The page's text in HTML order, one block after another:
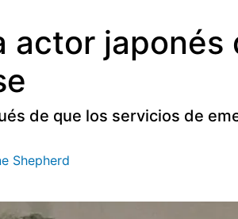
actor japonés
de que los servicios de
Shepherd